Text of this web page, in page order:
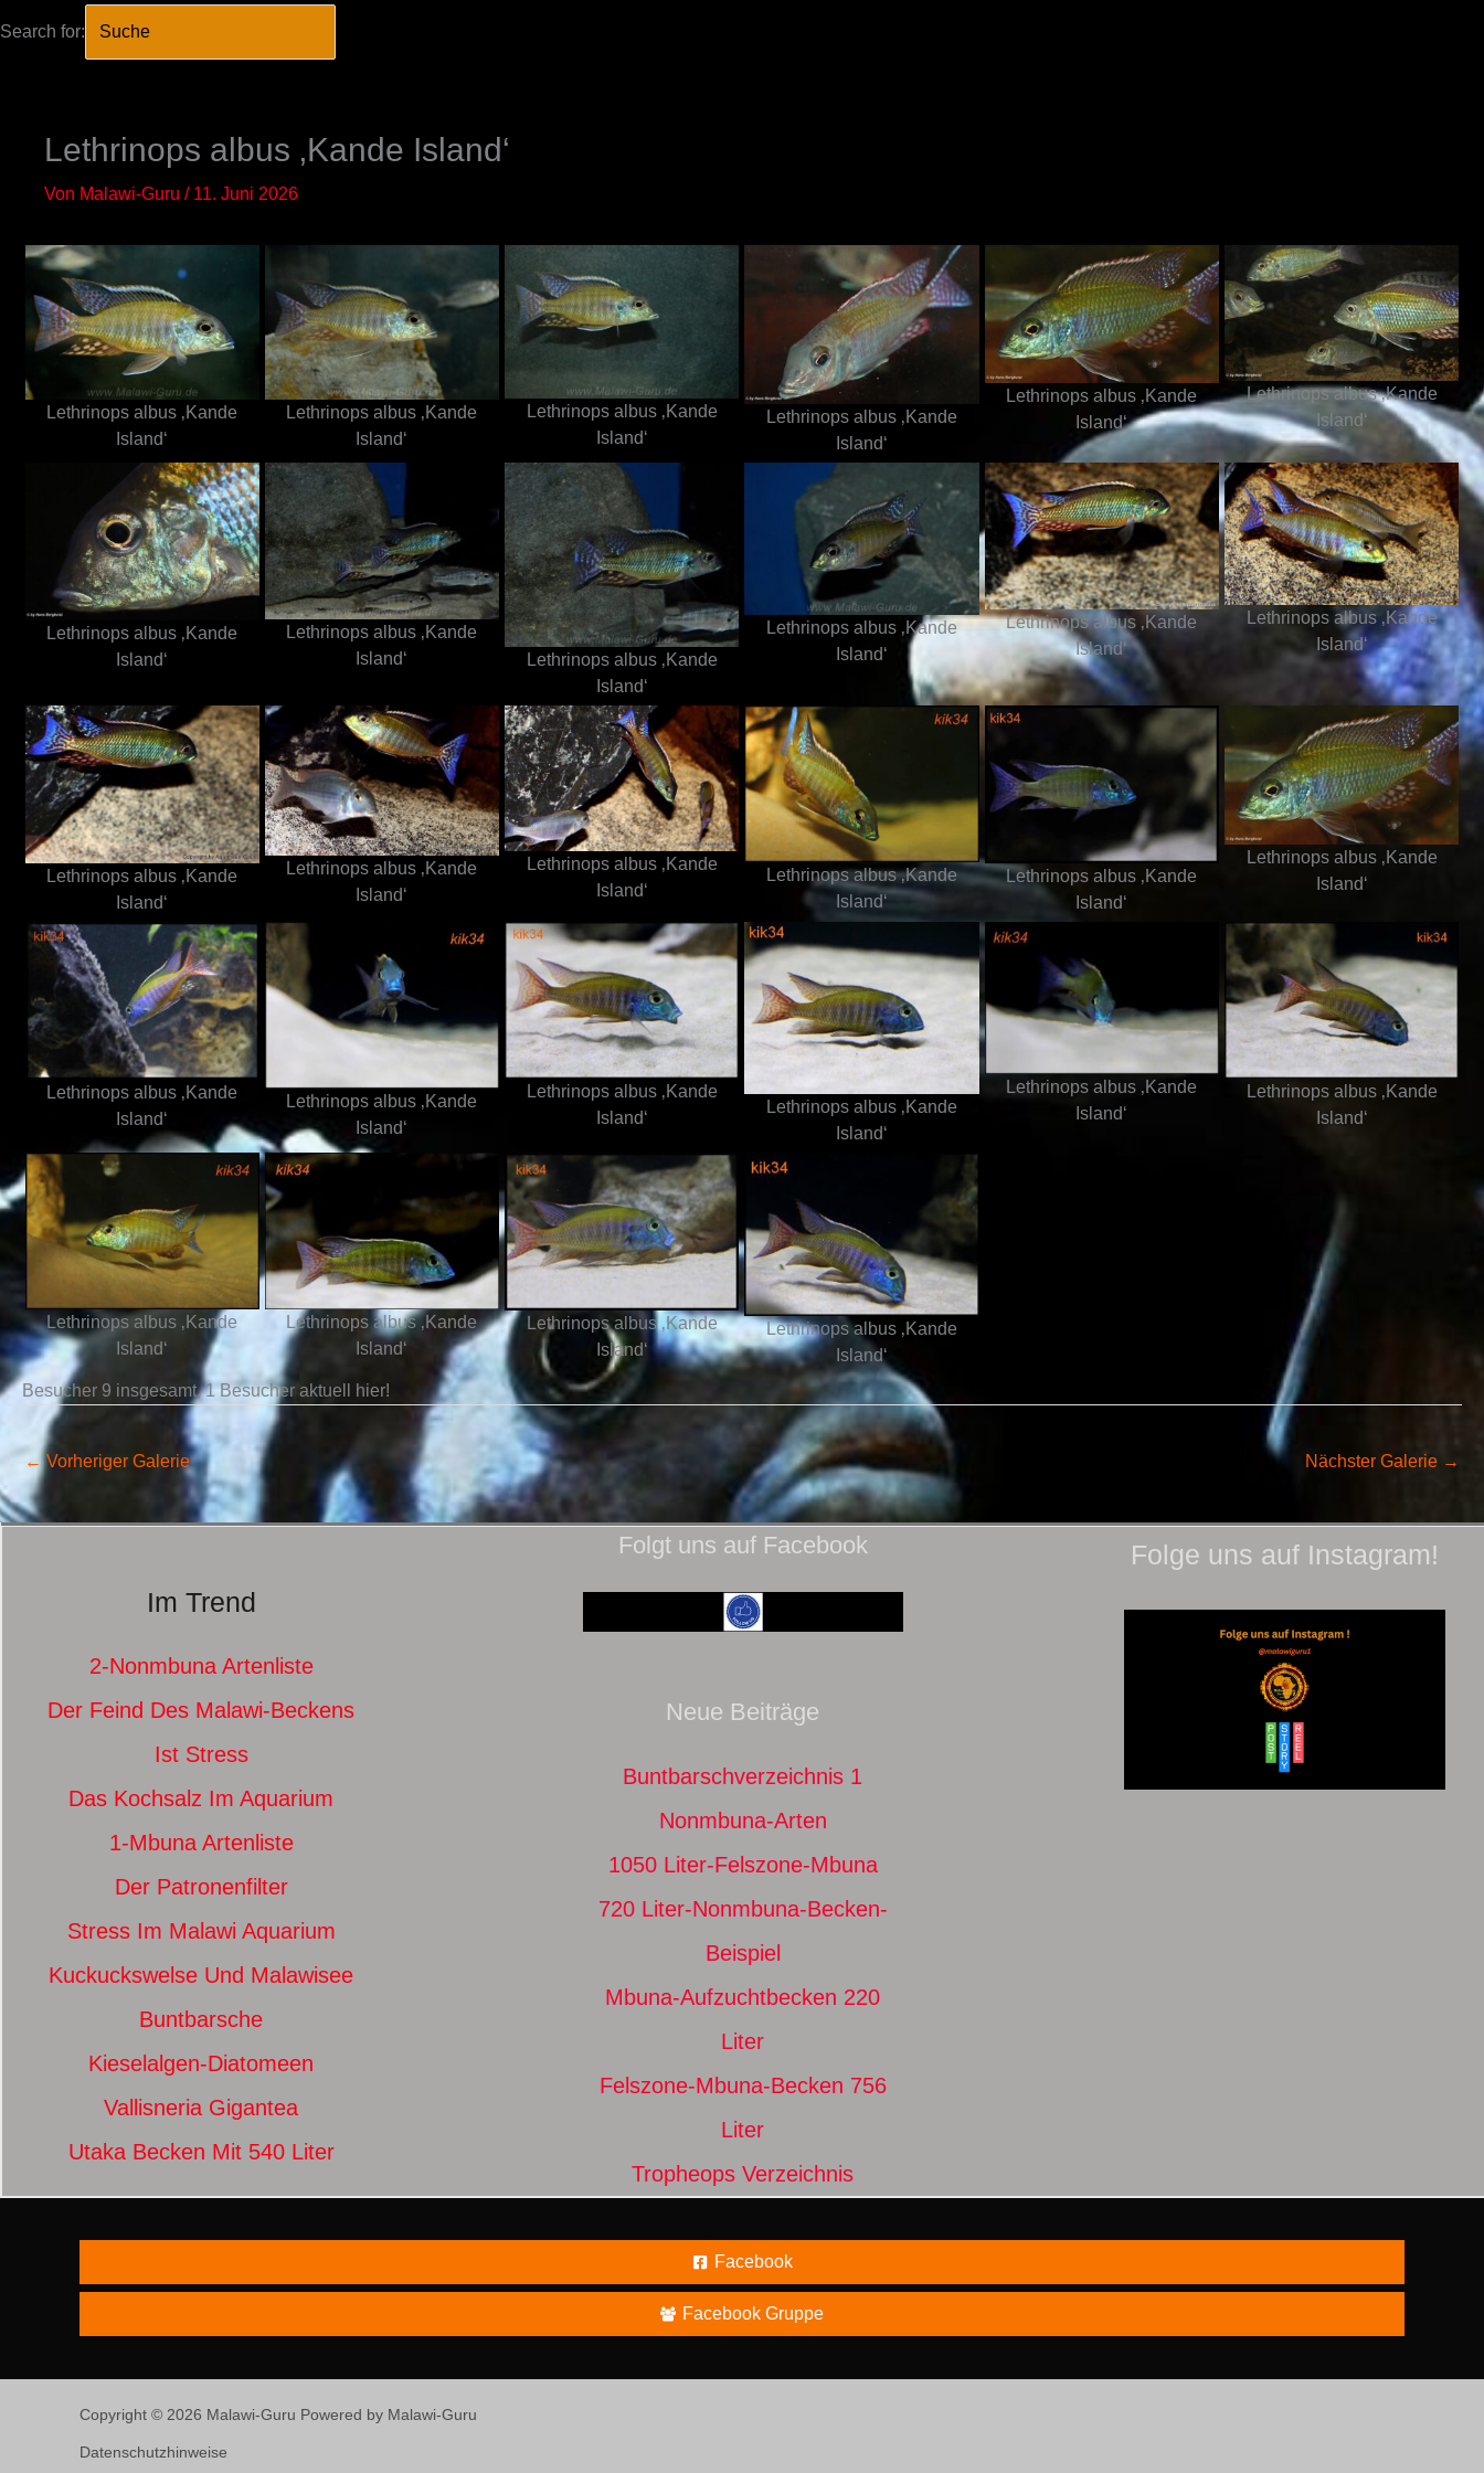
Search for:
Lethrinops albus ‚Kande Island‘
Von Malawi-Guru / 11. Juni 2026
Lethrinops albus ‚Kande
Island‘
Lethrinops albus ‚Kande
Island‘
Lethrinops albus ‚Kande
Island‘
Lethrinops albus ‚Kande
Island‘
Lethrinops albus ‚Kande
Island‘
Lethrinops albus ‚Kande
Island‘
Lethrinops albus ‚Kande
Island‘
Lethrinops albus ‚Kande
Island‘
Lethrinops albus ‚Kande
Island‘
Lethrinops albus ‚Kande
Island‘
Lethrinops albus ‚Kande
Island‘
Lethrinops albus ‚Kande
Island‘
Lethrinops albus ‚Kande
Island‘
Lethrinops albus ‚Kande
Island‘
Lethrinops albus ‚Kande
Island‘
Lethrinops albus ‚Kande
Island‘
Lethrinops albus ‚Kande
Island‘
Lethrinops albus ‚Kande
Island‘
Lethrinops albus ‚Kande
Island‘
Lethrinops albus ‚Kande
Island‘
Lethrinops albus ‚Kande
Island‘
Lethrinops albus ‚Kande
Island‘
Lethrinops albus ‚Kande
Island‘
Lethrinops albus ‚Kande
Island‘
Lethrinops albus ‚Kande
Island‘
Lethrinops albus ‚Kande
Island‘
Lethrinops albus ‚Kande
Island‘
Lethrinops albus ‚Kande
Island‘
Besucher 9 insgesamt, 1 Besucher aktuell hier!
← Vorheriger Galerie Nächster Galerie →
Im Trend
2-Nonmbuna Artenliste
Der Feind Des Malawi-Beckens
Ist Stress
Das Kochsalz Im Aquarium
1-Mbuna Artenliste
Der Patronenfilter
Stress Im Malawi Aquarium
Kuckuckswelse Und Malawisee
Buntbarsche
Kieselalgen-Diatomeen
Vallisneria Gigantea
Utaka Becken Mit 540 Liter
Folgt uns auf Facebook
Neue Beiträge
Buntbarschverzeichnis 1
Nonmbuna-Arten
1050 Liter-Felszone-Mbuna
720 Liter-Nonmbuna-Becken-
Beispiel
Mbuna-Aufzuchtbecken 220
Liter
Felszone-Mbuna-Becken 756
Liter
Tropheops Verzeichnis
Folge uns auf Instagram!
Facebook
Facebook Gruppe
Copyright © 2026 Malawi-Guru Powered by Malawi-Guru
Datenschutzhinweise